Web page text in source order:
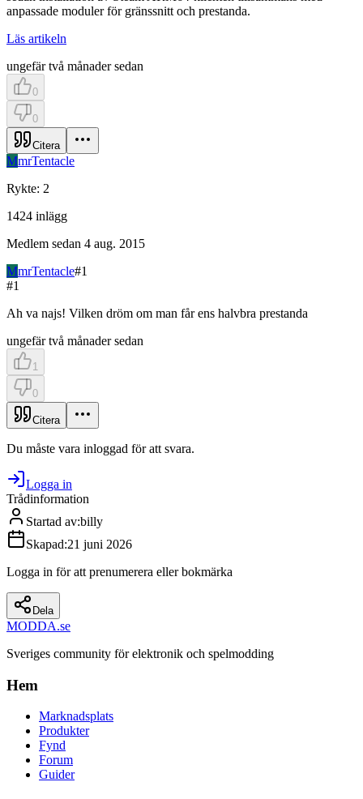
anpassade moduler för gränssnitt och prestanda.
Läs artikeln
ungefär två månader sedan
0
0
Citera
MmrTentacle
Rykte: 2
1424 inlägg
Medlem sedan 4 aug. 2015
MmrTentacle#1
#1
Ah va najs! Vilken dröm om man får ens halvbra prestanda
ungefär två månader sedan
1
0
Citera
Du måste vara inloggad för att svara.
Logga in
Trådinformation
Startad av:billy
Skapad:21 juni 2026
Logga in för att prenumerera eller bokmärka
Dela
MODDA.se
Sveriges community för elektronik och spelmodding
Hem
Marknadsplats
Produkter
Fynd
Forum
Guider